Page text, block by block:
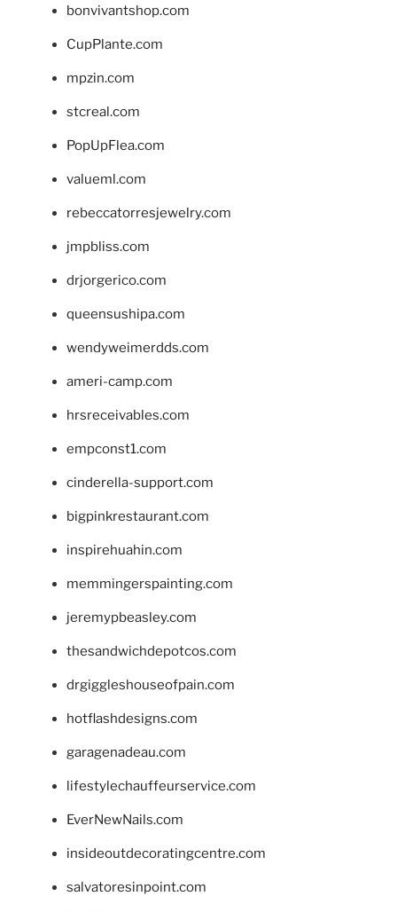
bonvivantshop.com
CupPlante.com
mpzin.com
stcreal.com
PopUpFlea.com
valueml.com
rebeccatorresjewelry.com
jmpbliss.com
drjorgerico.com
queensushipa.com
wendyweimerdds.com
ameri-camp.com
hrsreceivables.com
empconst1.com
cinderella-support.com
bigpinkrestaurant.com
inspirehuahin.com
memmingerspainting.com
jeremypbeasley.com
thesandwichdepotcos.com
drgiggleshouseofpain.com
hotflashdesigns.com
garagenadeau.com
lifestylechauffeurservice.com
EverNewNails.com
insideoutdecoratingcentre.com
salvatoresinpoint.com